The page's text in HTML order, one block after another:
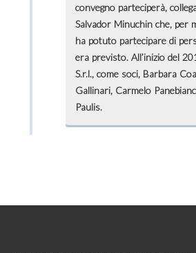
convegno parteciperà,
Salvador Minuchin che, per
ha potuto partecipare di
era previsto. All’inizio del
S.r.l., come soci, Barbara
Gallinari, Carmelo
Paulis.